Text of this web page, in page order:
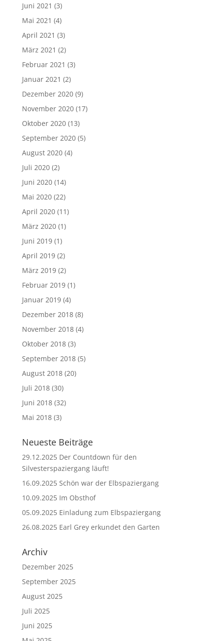
Juni 2021 (3)
Mai 2021 (4)
April 2021 (3)
März 2021 (2)
Februar 2021 (3)
Januar 2021 (2)
Dezember 2020(9)
November 2020(17)
Oktober 2020(13)
September 2020(5)
August 2020(4)
Juli 2020(2)
Juni 2020(14)
Mai 2020(22)
April 2020(11)
März 2020(1)
Juni 2019(1)
April 2019(2)
März 2019(2)
Februar 2019(1)
Januar 2019(4)
Dezember 2018(8)
November 2018(4)
Oktober 2018(3)
September 2018(5)
August 2018(20)
Juli 2018(30)
Juni 2018(32)
Mai 2018(3)
Neueste Beiträge
29.12.2025 Der Countdown für den
Silvesterspaziergang läuft!
16.09.2025 Schön war der Elbspaziergang
10.09.2025 Im Obsthof
05.09.2025 Einladung zum Elbspaziergang
26.08.2025 Earl Grey erkundet den Garten
Archiv
Dezember 2025
September 2025
August 2025
Juli 2025
Juni 2025